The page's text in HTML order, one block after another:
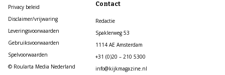
Privacy beleid
Disclaimer/vrijwaring
Leveringsvoorwaarden
Gebruiksvoorwaarden
Spelvoorwaarden
© Roularta Media Nederland
Contact
Redactie
Spaklerweg 53
1114 AE Amsterdam
+31 (0)20 – 210 5300
info@kijkmagazine.nl